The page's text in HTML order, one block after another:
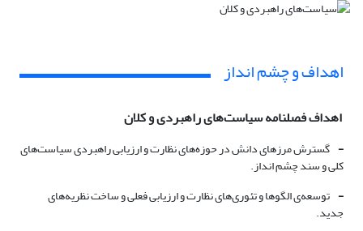
اهداف و چشم انداز
اهداف فصلنامه سیاست‌های راهبردی و کلان
- گسترش مرز‌های دانش در حوزه‌‌های نظارت و ارزیابی راهبردی سیاست‌‌های
کلی و سند چشم انداز.
- توسعه‌ی الگوها و تئوری‌‌های نظارت و ارزیابی فعلی و ساخت نظریه‌‌های
جدید.